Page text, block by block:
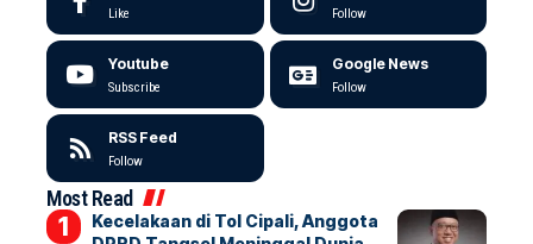
Like Follow
Youtube
Subscribe
Google News
Follow
RSS Feed
Follow
Most Read
Kecelakaan di Tol Cipali, Anggota